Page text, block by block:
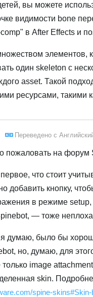
вы можете
видимости bone
comp" в After Effects и
элементов,
один skeleton с
asset. Такой
ресурсами, такими
Переведено с
пожаловать на форум
первое, что стоит
добавить кнопку,
в режиме
— тоже
я думаю, было бы
но, думаю, для
только image
skin.
spine-skins#Skin-